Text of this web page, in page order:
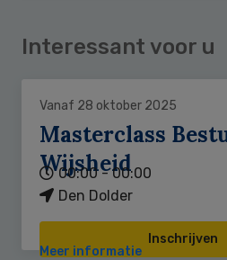
Interessant voor u
Vanaf 28 oktober 2025
Masterclass
Wijsheid
00:00 - 00:00
Den Dolder
Inschrijven
Meer informatie